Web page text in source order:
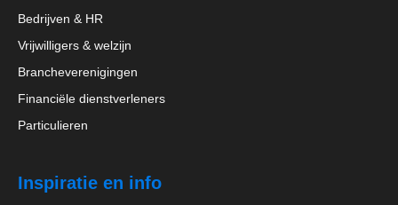
Bedrijven & HR
Vrijwilligers & welzijn
Brancheverenigingen
Financiële dienstverleners
Particulieren
Inspiratie en info